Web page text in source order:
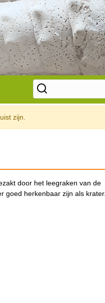
zijn.
door het leegraken van de
goed herkenbaar zijn als krater.